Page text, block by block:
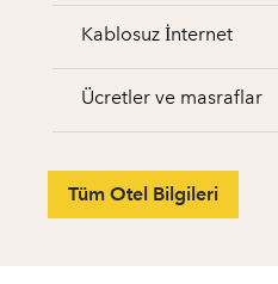
Kablosuz İnternet
Ücretler ve masraflar
Tüm Otel Bilgileri